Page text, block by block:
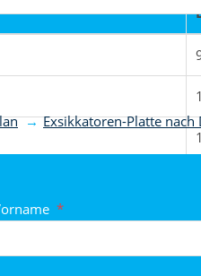
nach
Exsikkatoren-Platte nach
*